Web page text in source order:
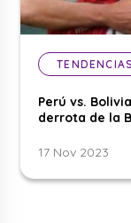
TENDENCIAS
Perú vs.
derrota de la
17 Nov 2023